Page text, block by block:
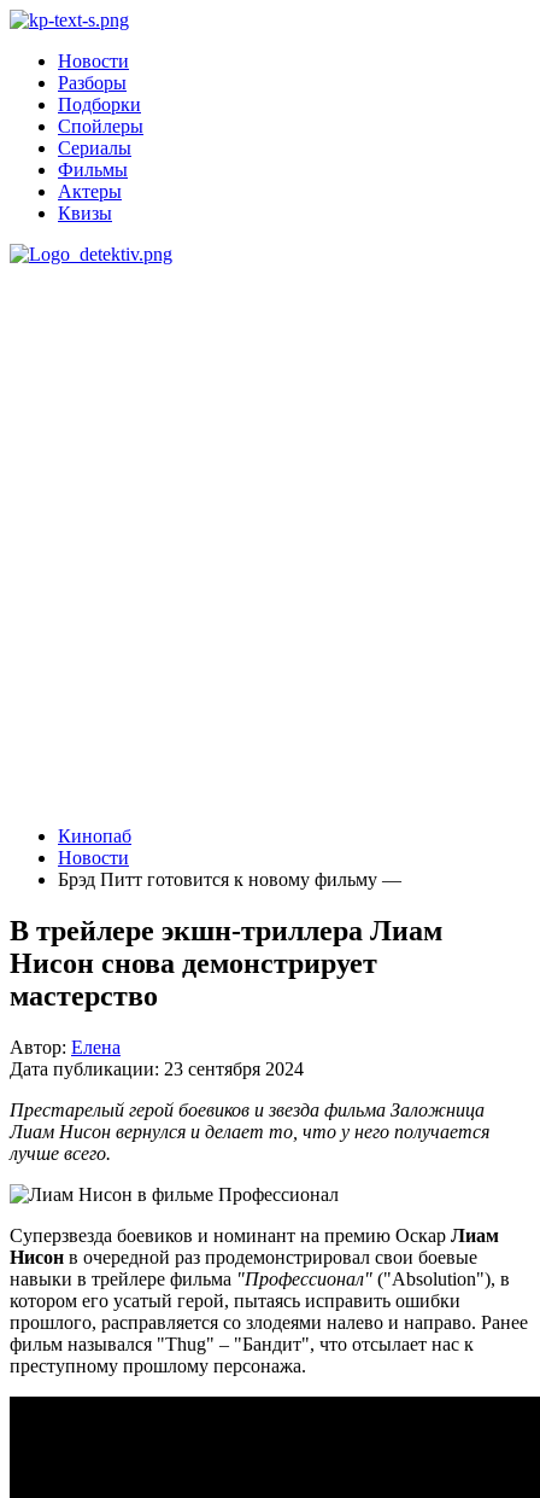
Новости
Разборы
Подборки
Спойлеры
Сериалы
Фильмы
Актеры
Квизы
Кинопаб
Новости
Брэд Питт готовится к новому фильму —
В трейлере экшн-триллера Лиам
Нисон снова демонстрирует
мастерство
Автор: Елена
Дата публикации: 23 сентября 2024
Престарелый герой боевиков и звезда фильма Заложница
Лиам Нисон вернулся и делает то, что у него получается
лучше всего.
Суперзвезда боевиков и номинант на премию Оскар Лиам
Нисон в очередной раз продемонстрировал свои боевые
навыки в трейлере фильма "Профессионал" ("Absolution"), в
котором его усатый герой, пытаясь исправить ошибки
прошлого, расправляется со злодеями налево и направо. Ранее
фильм назывался "Thug" – "Бандит", что отсылает нас к
преступному прошлому персонажа.